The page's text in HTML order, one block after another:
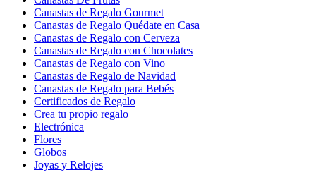
Canastas de Regalo Gourmet
Canastas de Regalo Quédate en Casa
Canastas de Regalo con Cerveza
Canastas de Regalo con Chocolates
Canastas de Regalo con Vino
Canastas de Regalo de Navidad
Canastas de Regalo para Bebés
Certificados de Regalo
Crea tu propio regalo
Electrónica
Flores
Globos
Joyas y Relojes